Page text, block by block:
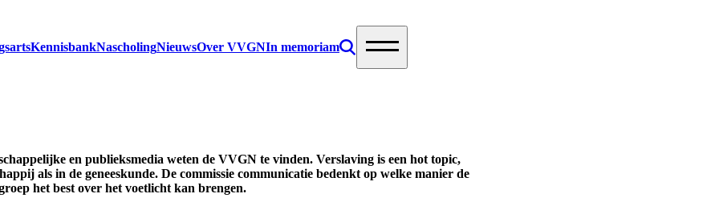
KennisbankNascholingNieuwsOver VVGNIn memoriam
en publieksmedia weten de VVGN te vinden. Verslaving is een hot topic,
als in de geneeskunde. De commissie communicatie bedenkt op welke manier de
het best over het voetlicht kan brengen.